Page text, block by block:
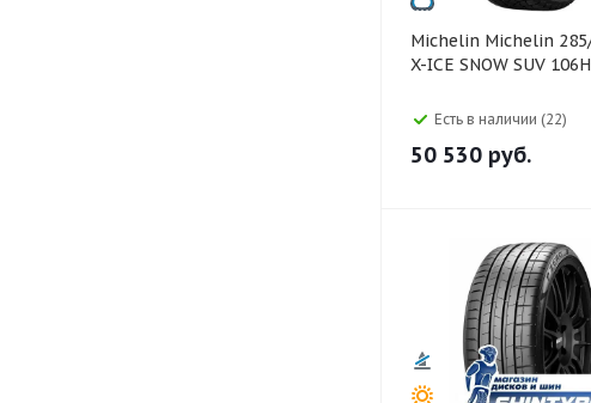
Michelin Michelin 285/35 R22
X-ICE SNOW SUV 106H
Есть в наличии (22)
50 530 руб.